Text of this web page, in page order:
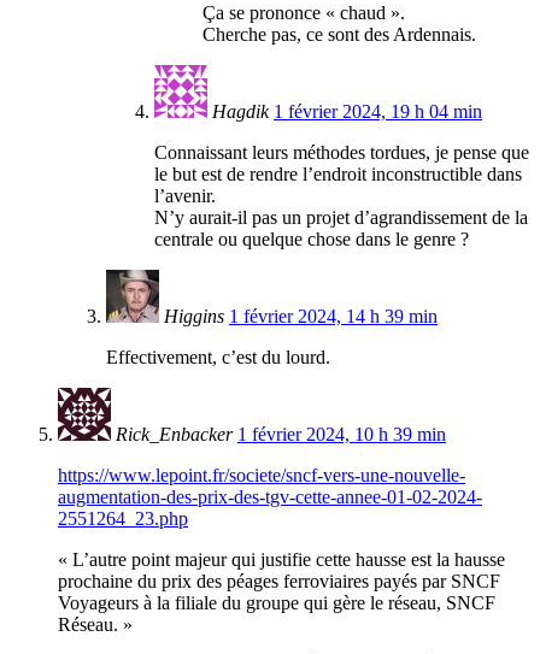
Ça se prononce « chaud ».
Cherche pas, ce sont des Ardennais.
Hagdik 1 février 2024, 19 h 04 min
Connaissant leurs méthodes tordues, je pense que
le but est de rendre l’endroit inconstructible dans
l’avenir.
N’y aurait-il pas un projet d’agrandissement de la
centrale ou quelque chose dans le genre ?
Higgins 1 février 2024, 14 h 39 min
Effectivement, c’est du lourd.
Rick_Enbacker 1 février 2024, 10 h 39 min
https://www.lepoint.fr/societe/sncf-vers-une-nouvelle-
augmentation-des-prix-des-tgv-cette-annee-01-02-2024-
2551264_23.php
« L’autre point majeur qui justifie cette hausse est la hausse
prochaine du prix des péages ferroviaires payés par SNCF
Voyageurs à la filiale du groupe qui gère le réseau, SNCF
Réseau. »